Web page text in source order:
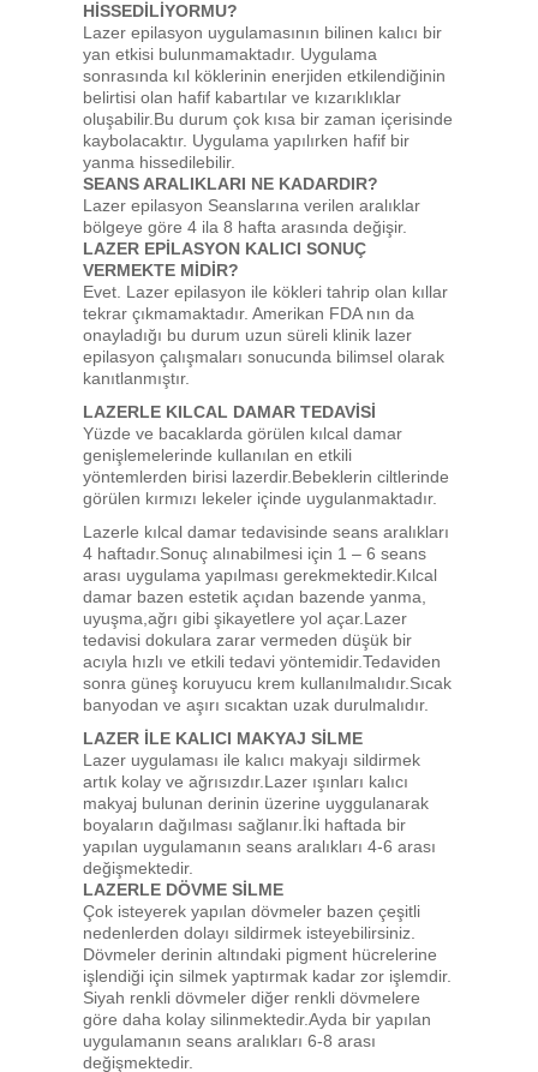
HİSSEDİLİYORMU?
Lazer epilasyon uygulamasının bilinen kalıcı bir
yan etkisi bulunmamaktadır. Uygulama
sonrasında kıl köklerinin enerjiden etkilendiğinin
belirtisi olan hafif kabartılar ve kızarıklıklar
oluşabilir.Bu durum çok kısa bir zaman içerisinde
kaybolacaktır. Uygulama yapılırken hafif bir
yanma hissedilebilir.
SEANS ARALIKLARI NE KADARDIR?
Lazer epilasyon Seanslarına verilen aralıklar
bölgeye göre 4 ila 8 hafta arasında değişir.
LAZER EPİLASYON KALICI SONUÇ
VERMEKTE MİDİR?
Evet. Lazer epilasyon ile kökleri tahrip olan kıllar
tekrar çıkmamaktadır. Amerikan FDA nın da
onayladığı bu durum uzun süreli klinik lazer
epilasyon çalışmaları sonucunda bilimsel olarak
kanıtlanmıştır.
LAZERLE KILCAL DAMAR TEDAVİSİ
Yüzde ve bacaklarda görülen kılcal damar
genişlemelerinde kullanılan en etkili
yöntemlerden birisi lazerdir.Bebeklerin ciltlerinde
görülen kırmızı lekeler içinde uygulanmaktadır.
Lazerle kılcal damar tedavisinde seans aralıkları
4 haftadır.Sonuç alınabilmesi için 1 – 6 seans
arası uygulama yapılması gerekmektedir.Kılcal
damar bazen estetik açıdan bazende yanma,
uyuşma,ağrı gibi şikayetlere yol açar.Lazer
tedavisi dokulara zarar vermeden düşük bir
acıyla hızlı ve etkili tedavi yöntemidir.Tedaviden
sonra güneş koruyucu krem kullanılmalıdır.Sıcak
banyodan ve aşırı sıcaktan uzak durulmalıdır.
LAZER İLE KALICI MAKYAJ SİLME
Lazer uygulaması ile kalıcı makyajı sildirmek
artık kolay ve ağrısızdır.Lazer ışınları kalıcı
makyaj bulunan derinin üzerine uyggulanarak
boyaların dağılması sağlanır.İki haftada bir
yapılan uygulamanın seans aralıkları 4-6 arası
değişmektedir.
LAZERLE DÖVME SİLME
Çok isteyerek yapılan dövmeler bazen çeşitli
nedenlerden dolayı sildirmek isteyebilirsiniz.
Dövmeler derinin altındaki pigment hücrelerine
işlendiği için silmek yaptırmak kadar zor işlemdir.
Siyah renkli dövmeler diğer renkli dövmelere
göre daha kolay silinmektedir.Ayda bir yapılan
uygulamanın seans aralıkları 6-8 arası
değişmektedir.